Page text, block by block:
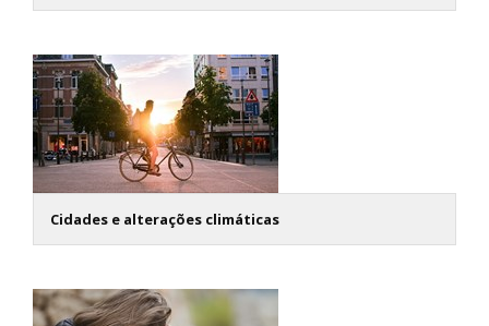
Cidades e alterações climáticas